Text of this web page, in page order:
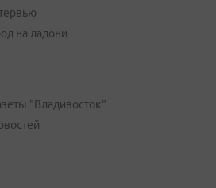
на ладони
"Владивосток"